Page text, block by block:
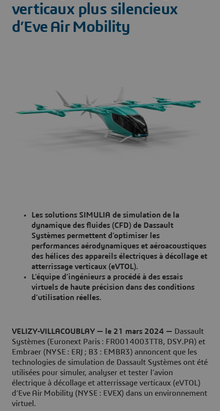
verticaux plus silencieux
d’Eve Air Mobility
Les solutions SIMULIA de simulation de la
dynamique des fluides (CFD) de Dassault
Systèmes permettent d’optimiser les
performances aérodynamiques et aéroacoustiques
des hélices des appareils électriques à décollage et
atterrissage verticaux (eVTOL).
L’équipe d’ingénieurs a procédé à des essais
virtuels de haute précision dans des conditions
d’utilisation réelles.
VELIZY-VILLACOUBLAY — le 21 mars 2024 — Dassault
Systèmes (Euronext Paris : FR0014003TT8, DSY.PA) et
Embraer (NYSE : ERJ ; B3 : EMBR3) annoncent que les
technologies de simulation de Dassault Systèmes ont été
utilisées pour simuler, analyser et tester l’avion
électrique à décollage et atterrissage verticaux (eVTOL)
d’Eve Air Mobility (NYSE : EVEX) dans un environnement
virtuel.